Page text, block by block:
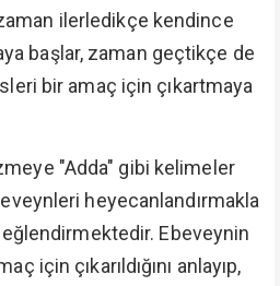
ilerledikçe kendince
başlar, zaman geçtikçe de
bir amaç için çıkartmaya
"Adda" gibi kelimeler
heyecanlandırmakla
Ebeveynin
için çıkarıldığını anlayıp,